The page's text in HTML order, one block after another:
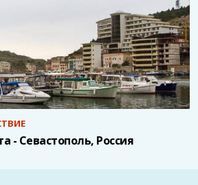
- Севастополь, Россия